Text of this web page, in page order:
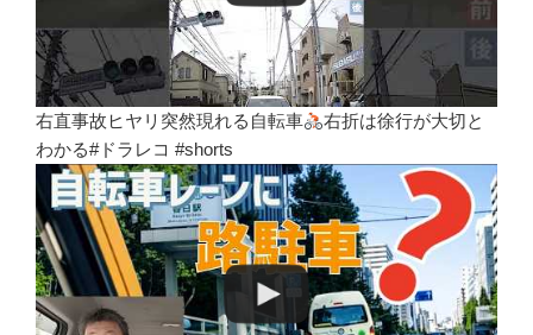
右直事故ヒヤリ突然現れる自転車
右折は徐行が大切と
わかる#ドラレコ #shorts